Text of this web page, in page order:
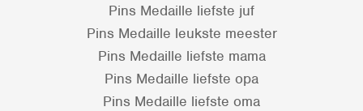
Pins Medaille liefste juf
Pins Medaille leukste meester
Pins Medaille liefste mama
Pins Medaille liefste opa
Pins Medaille liefste oma